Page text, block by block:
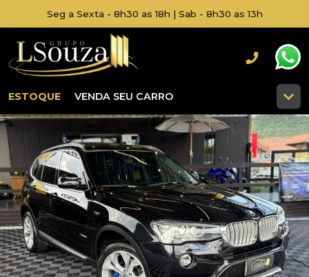
Seg a Sexta - 8h30 as 18h | Sab - 8h30 as 13h
ESTOQUE VENDA SEU CARRO